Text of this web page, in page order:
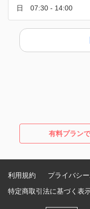
有料プラン
利用規約
プライバシ
特定商取引法に基づく表